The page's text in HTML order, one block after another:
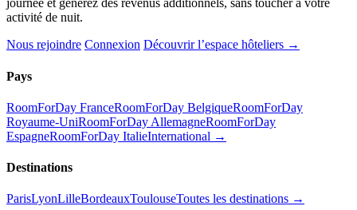
journée et générez des revenus additionnels, sans toucher à votre
activité de nuit.
Nous rejoindre Connexion Découvrir l’espace hôteliers →
Pays
RoomForDay FranceRoomForDay BelgiqueRoomForDay
Royaume-UniRoomForDay AllemagneRoomForDay
EspagneRoomForDay ItalieInternational →
Destinations
ParisLyonLilleBordeauxToulouseToutes les destinations →